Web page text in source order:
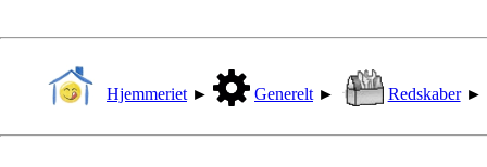
Hjemmeriet ► Generelt ► Redskaber ►